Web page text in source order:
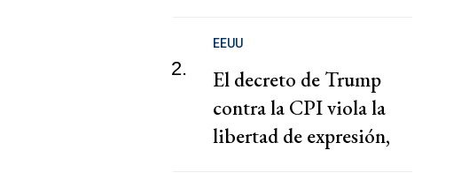
2.
EEUU
El decreto de Trump
contra la CPI viola la
libertad de expresión,